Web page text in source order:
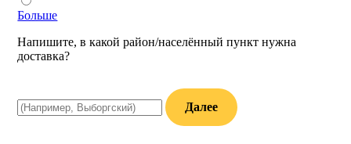
Больше
Напишите, в какой район/населённый пункт нужна
доставка?
Далее